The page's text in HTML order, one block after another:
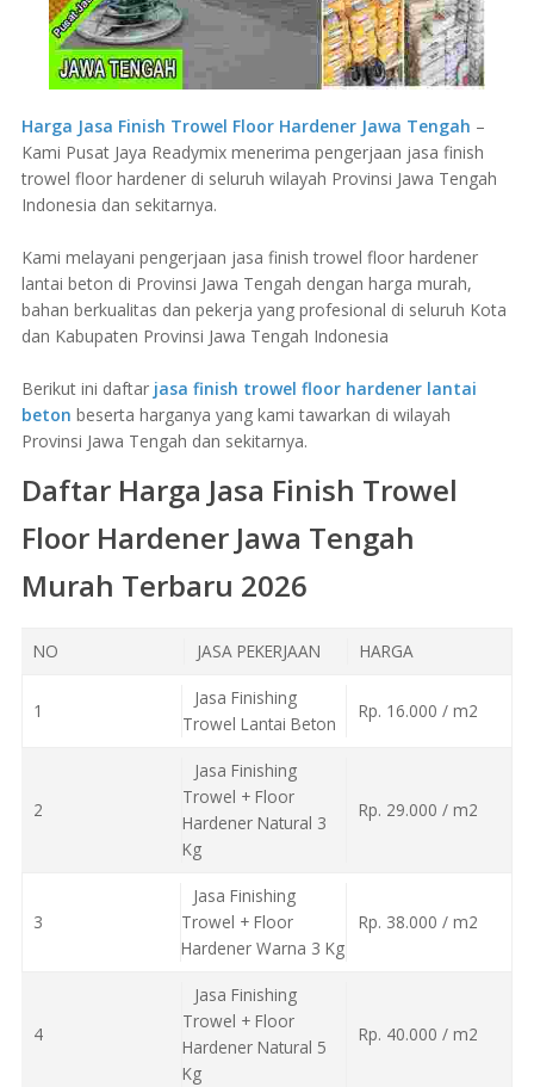
Harga Jasa Finish Trowel Floor Hardener Jawa Tengah –
Kami Pusat Jaya Readymix menerima pengerjaan jasa finish
trowel floor hardener di seluruh wilayah Provinsi Jawa Tengah
Indonesia dan sekitarnya.
Kami melayani pengerjaan jasa finish trowel floor hardener
lantai beton di Provinsi Jawa Tengah dengan harga murah,
bahan berkualitas dan pekerja yang profesional di seluruh Kota
dan Kabupaten Provinsi Jawa Tengah Indonesia
Berikut ini daftar jasa finish trowel floor hardener lantai
beton beserta harganya yang kami tawarkan di wilayah
Provinsi Jawa Tengah dan sekitarnya.
Daftar Harga Jasa Finish Trowel
Floor Hardener Jawa Tengah
Murah Terbaru 2026
NO JASA PEKERJAAN HARGA
1
Jasa Finishing
Trowel Lantai Beton
Rp. 16.000 / m2
2
Jasa Finishing
Trowel + Floor
Hardener Natural 3
Kg
Rp. 29.000 / m2
3
Jasa Finishing
Trowel + Floor
Hardener Warna 3 Kg
Rp. 38.000 / m2
4
Jasa Finishing
Trowel + Floor
Hardener Natural 5
Kg
Rp. 40.000 / m2